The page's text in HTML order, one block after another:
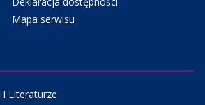
Mapa serwisu
i Literaturze